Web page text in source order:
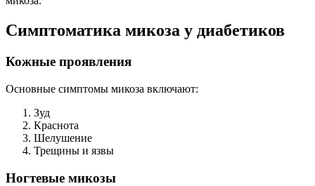
Симптоматика микоза у диабетиков
Кожные проявления
Основные симптомы микоза включают:
Зуд
Краснота
Шелушение
Трещины и язвы
Ногтевые микозы